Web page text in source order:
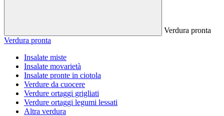
Verdura pronta
Verdura pronta
Insalate miste
Insalate movarietà
Insalate pronte in ciotola
Verdure da cuocere
Verdure ortaggi grigliati
Verdure ortaggi legumi lessati
Altra verdura